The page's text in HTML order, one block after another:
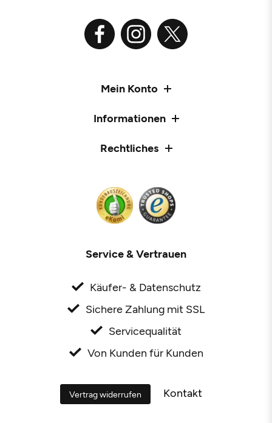
Mein Konto
Informationen
Rechtliches
Service & Vertrauen
Käufer- & Datenschutz
Sichere Zahlung mit SSL
Servicequalität
Von Kunden für Kunden
Vertrag widerrufen Kontakt